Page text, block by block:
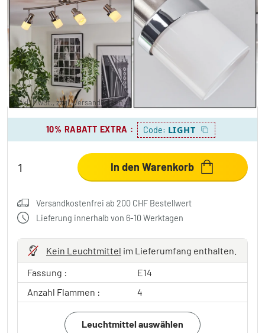
Davor Deckenleuchte Chrom, Nickel-Matt,
4-flammig
-70% CHF 24.95
Sie sparenCHF 59.00 UVP:
inkl. MwSt., zzgl.Versandkosten
10% RABATT EXTRA : Code: LIGHT
In den Warenkorb
Versandkostenfrei ab 200 CHF Bestellwert
Lieferung innerhalb von 6-10 Werktagen
Kein Leuchtmittel im Lieferumfang enthalten.
Fassung :
E14
Anzahl Flammen :
4
Leuchtmittel auswählen